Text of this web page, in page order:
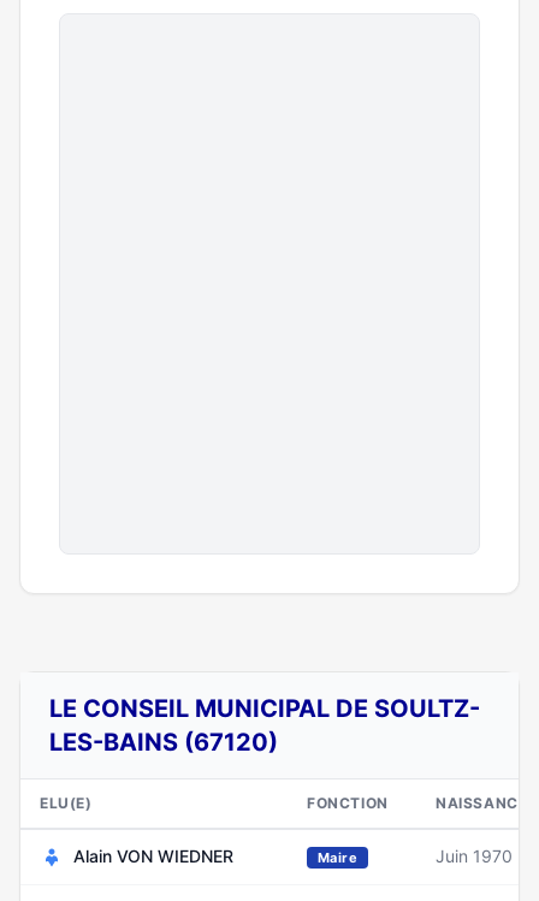
LE CONSEIL MUNICIPAL DE SOULTZ-
LES-BAINS (67120)
ELU(E) FONCTION NAISSANCE
Alain VON WIEDNER Maire Juin 1970